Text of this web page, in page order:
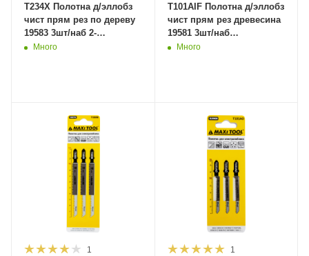
T234X Полотна д/эллобз
чист прям рез по дереву
19583 3шт/наб 2-
3*90*117мм(10/100/600)MaxiTool
Много
T101AIF Полотна д/эллобз
чист прям рез древесина
19581 3шт/наб
1,7*75*100мм (10/100/600)
Много
1 1